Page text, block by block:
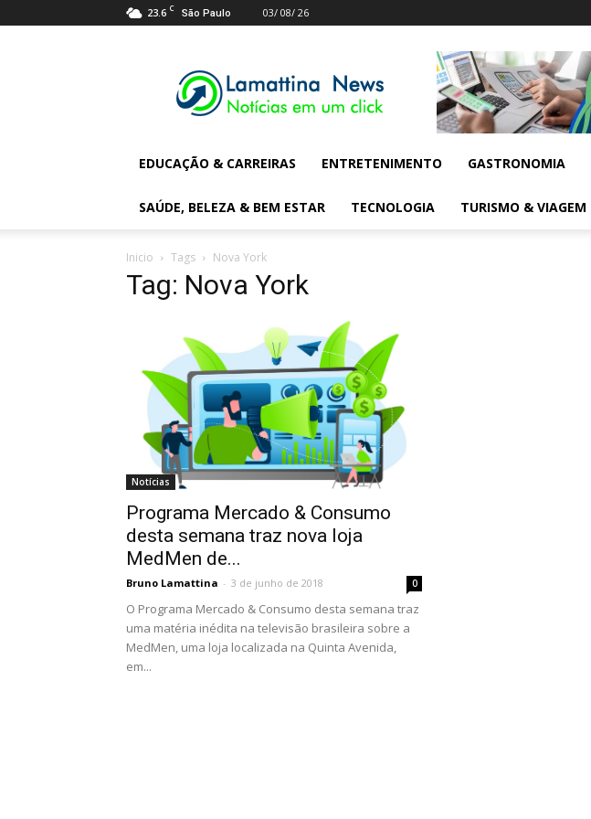
23.6 C São Paulo 03/ 08/ 26
Digital
News
EDUCAÇÃO & CARREIRAS ENTRETENIMENTO GASTRONOMIA
SAÚDE, BELEZA & BEM ESTAR TECNOLOGIA TURISMO & VIAGEM
Inicio Tags Nova York
Tag: Nova York
Notícias
Programa Mercado & Consumo
desta semana traz nova loja
MedMen de...
Bruno Lamattina - 3 de junho de 2018 0
O Programa Mercado & Consumo desta semana traz
uma matéria inédita na televisão brasileira sobre a
MedMen, uma loja localizada na Quinta Avenida,
em...